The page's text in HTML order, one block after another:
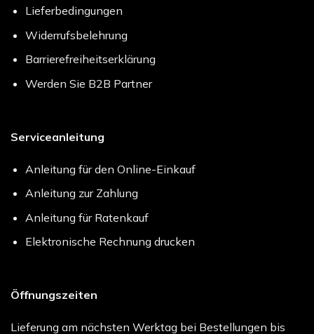
Lieferbedingungen
Widerrufsbelehrung
Barrierefreiheitserklärung
Werden Sie B2B Partner
Serviceanleitung
Anleitung für den Online-Einkauf
Anleitung zur Zahlung
Anleitung für Ratenkauf
Elektronische Rechnung drucken
Öffnungszeiten
Lieferung am nächsten Werktag bei Bestellungen bis